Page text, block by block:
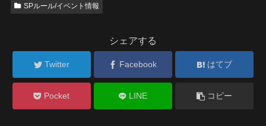
SPルール/イベント情報
シェアする
Twitter Facebook はてブ
Pocket LINE コピー